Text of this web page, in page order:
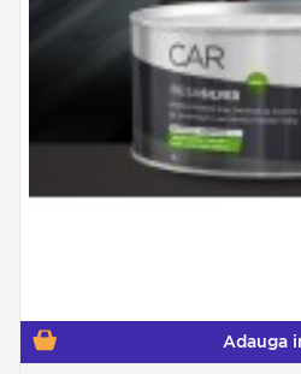
umplutură: dacă s-a
umplutură, se va
de altă parte,
insuficientă, va
de umplutură.
După întărirea
minute), puteți trece
întotdeauna o
Grunduri în ghivece
Adauga